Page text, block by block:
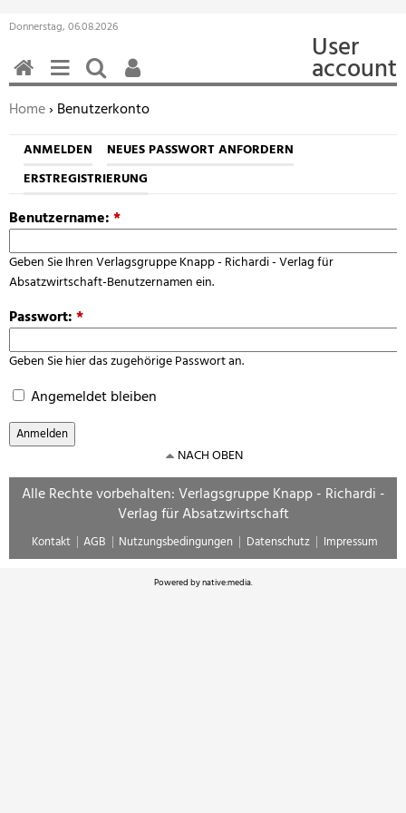
Donnerstag, 06.08.2026
User
account
Sie befinden sich hier:
Home› Benutzerkonto
ANMELDEN
NEUES PASSWORT ANFORDERN
ERSTREGISTRIERUNG
Benutzername:*
Geben Sie Ihren Verlagsgruppe Knapp - Richardi - Verlag für
Absatzwirtschaft-Benutzernamen ein.
Passwort:*
Geben Sie hier das zugehörige Passwort an.
Angemeldet bleiben
HOMEMENÜSUCHEN
BENUTZERFUNKTIONEN
NACH OBEN
Alle Rechte vorbehalten: Verlagsgruppe Knapp - Richardi -
Verlag für Absatzwirtschaft
Kontakt AGB Nutzungsbedingungen Datenschutz Impressum
Powered bynative:media.